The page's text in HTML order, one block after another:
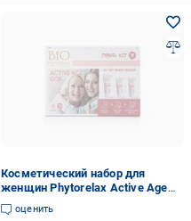
Косметический набор для
женщин Phytorelax Active Age
Goji
оценить